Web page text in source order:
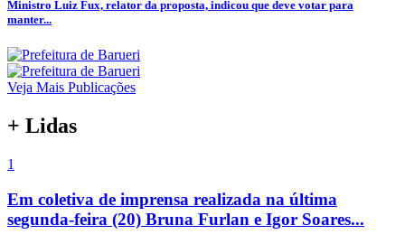
Ministro Luiz Fux, relator da proposta, indicou que deve votar para
manter...
Veja Mais Publicações
+ Lidas
1
Em coletiva de imprensa realizada na última
segunda-feira (20) Bruna Furlan e Igor Soares...